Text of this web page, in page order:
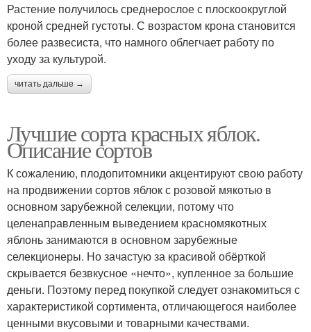
Растение получилось среднерослое с плоскоокруглой
кроной средней густоты. С возрастом крона становится
более развесиста, что намного облегчает работу по
уходу за культурой.
читать дальше →
Лучшие сорта красных яблок.
Описание сортов
К сожалению, плодопитомники акцентируют свою работу
на продвижении сортов яблок с розовой мякотью в
основном зарубежной селекции, потому что
целенаправленным выведением красномякотных
яблонь занимаются в основном зарубежные
селекционеры. Но зачастую за красивой обёрткой
скрывается безвкусное «нечто», купленное за большие
деньги. Поэтому перед покупкой следует ознакомиться с
характеристикой сортимента, отличающегося наиболее
ценными вкусовыми и товарными качествами.